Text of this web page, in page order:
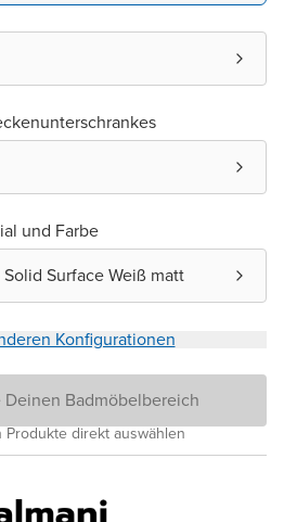
und Farbe
Surface Weiß matt
Konfigurationen
Badmöbelbereich
direkt auswählen